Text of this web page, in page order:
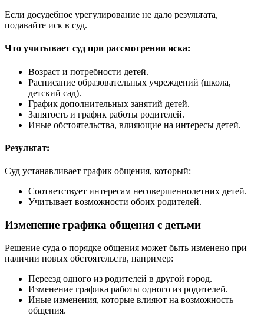
Если досудебное урегулирование не дало результата,
подавайте иск в суд.
Что учитывает суд при рассмотрении иска:
Возраст и потребности детей.
Расписание образовательных учреждений (школа,
детский сад).
График дополнительных занятий детей.
Занятость и график работы родителей.
Иные обстоятельства, влияющие на интересы детей.
Результат:
Суд устанавливает график общения, который:
Соответствует интересам несовершеннолетних детей.
Учитывает возможности обоих родителей.
Изменение графика общения с детьми
Решение суда о порядке общения может быть изменено при
наличии новых обстоятельств, например:
Переезд одного из родителей в другой город.
Изменение графика работы одного из родителей.
Иные изменения, которые влияют на возможность
общения.